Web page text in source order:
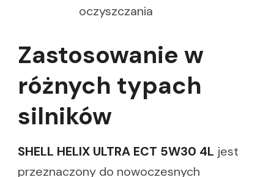
oczyszczania
Zastosowanie w
różnych typach
silników
SHELL HELIX ULTRA ECT 5W30 4L jest
przeznaczony do nowoczesnych